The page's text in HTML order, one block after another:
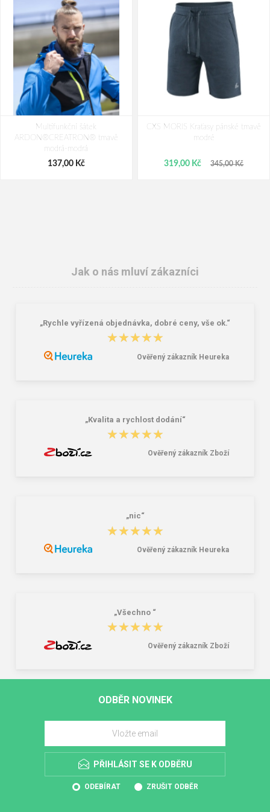
Multifunkční šátek
ARDON®CREATRON® tmavě
modrá-modrá
137,00 Kč
CXS MORIS Kraťasy pánské tmavě
modré
319,00 Kč 345,00 Kč
ARDON®ULTRITE®GO! Pánské
335,00 Kč
Dětské tričko ARDON®TRENDY
157,00 Kč
Jak o nás mluví zákazníci
„Rychle vyřízená objednávka, dobré ceny, vše ok.“
★★★★★
★★★★★
Ověřený zákazník Heureka
„Kvalita a rychlost dodání“
★★★★★
★★★★★
Ověřený zákazník Zboží
„nic“
★★★★★
★★★★★
Ověřený zákazník Heureka
„Všechno “
★★★★★
★★★★★
Ověřený zákazník Zboží
ODBĚR NOVINEK
PŘIHLÁSIT SE K ODBĚRU
ODEBÍRAT ZRUŠIT ODBĚR